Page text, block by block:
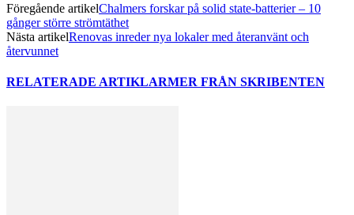
Föregående artikelChalmers forskar på solid state-batterier – 10
gånger större strömtäthet
Nästa artikelRenovas inreder nya lokaler med återanvänt och
återvunnet
RELATERADE ARTIKLARMER FRÅN SKRIBENTEN